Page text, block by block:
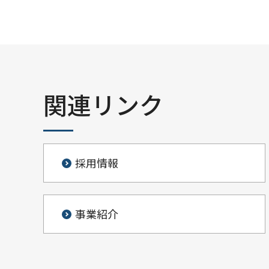
関連リンク
採用情報
事業紹介